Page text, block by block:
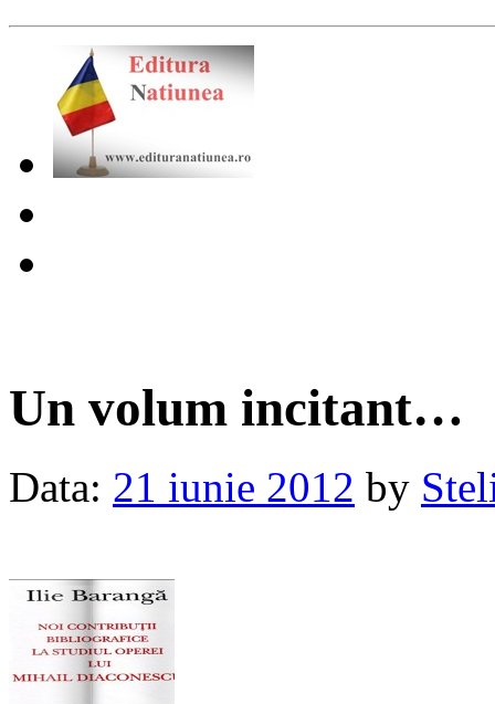
Un volum incitant…
Data: 21 iunie 2012 by